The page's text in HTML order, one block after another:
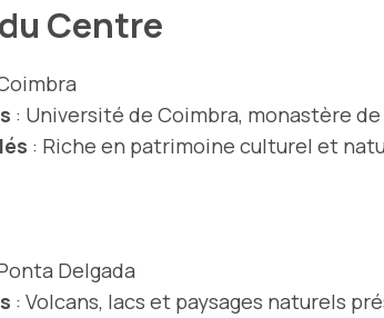
Centre
: Université de Coimbra, monastère
: Riche en patrimoine culturel et
Delgada
: Volcans, lacs et paysages naturels